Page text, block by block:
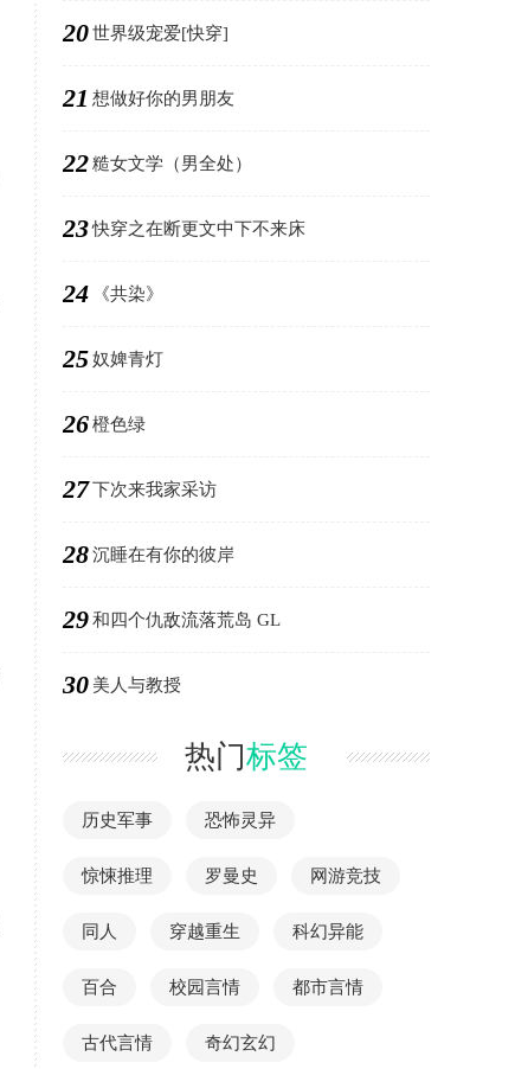
20世界级宠爱[快穿]
21 想做好你的男朋友
22糙女文学（男全处）
23快穿之在断更文中下不来床
24 《共染》
25奴婢青灯
26橙色绿
27下次来我家采访
28沉睡在有你的彼岸
29和四个仇敌流落荒岛 GL
30 美人与教授
热门标签
历史军事 恐怖灵异
惊悚推理 罗曼史 网游竞技
同人 穿越重生 科幻异能
百合 校园言情 都市言情
古代言情 奇幻玄幻